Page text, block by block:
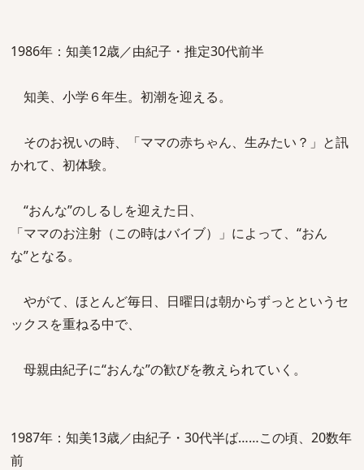
1986年：知美12歳／由紀子・推定30代前半
知美、小学６年生。初潮を迎える。
そのお祝いの時、「ママの赤ちゃん、生みたい？」と訊
かれて、初体験。
“おんな”のしるしを迎えた日、
「ママのお注射（この時はバイブ）」によって、“おん
な”となる。
やがて、ほとんど毎日、日曜日は朝からずっとというセ
ックスを重ねる中で、
母親由紀子に“おんな”の歓びを教えられていく。
1987年：知美13歳／由紀子・30代半ば……この頃、20数年
前